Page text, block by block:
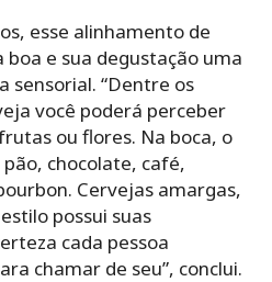
esse alinhamento de
e sua degustação uma
sensorial. “Dentre os
você poderá perceber
ou flores. Na boca, o
chocolate, café,
Cervejas amargas,
possui suas
cada pessoa
chamar de seu”, conclui.